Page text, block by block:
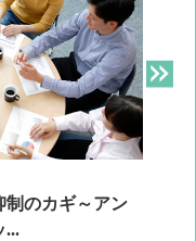
制のカギ～アン
...